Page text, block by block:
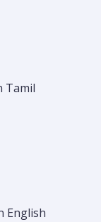
Tamil
English